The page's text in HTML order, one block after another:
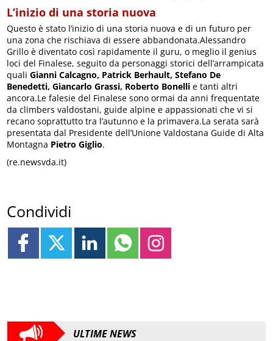
L’inizio di una storia nuova
Questo è stato l’inizio di una storia nuova e di un futuro per
una zona che rischiava di essere abbandonata.Alessandro
Grillo è diventato così rapidamente il guru, o meglio il genius
loci del Finalese, seguito da personaggi storici dell’arrampicata
qualiGianni Calcagno, Patrick Berhault, Stefano De
Benedetti, Giancarlo Grassi, Roberto Bonelli e tanti altri
ancora.Le falesie del Finalese sono ormai da anni frequentate
da climbers valdostani, guide alpine e appassionati che vi si
recano soprattutto tra l’autunno e la primavera.La serata sarà
presentata dal Presidente dell’Unione Valdostana Guide di Alta
Montagna Pietro Giglio.
(re.newsvda.it)
Condividi
ULTIME NEWS